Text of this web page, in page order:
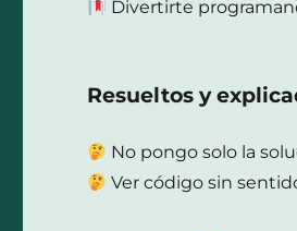
Divertirte
Resueltos y
No pongo solo la
Ver código sin